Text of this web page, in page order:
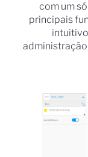
com um
principais